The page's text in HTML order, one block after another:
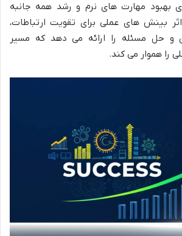
بهبود مهارت های نرم و رشد همه جانبه
بینش های عملی برای تقویت ارتباطات،
و حل مسئله را ارائه می دهد که مسیر
هموار می کند.